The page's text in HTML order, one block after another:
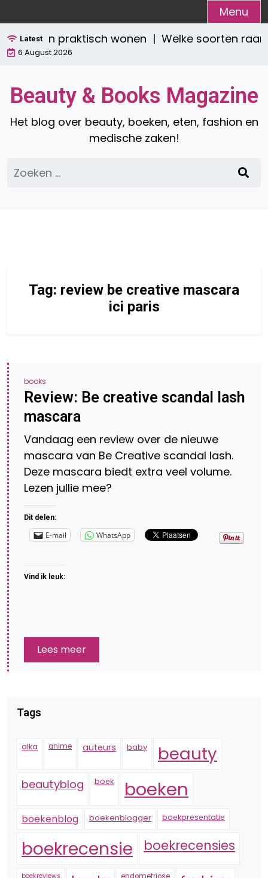
naar
de
inhoud
Menu
Latestén praktisch wonen | Welke soorten
6 August 2026
Beauty & Books Magazine
Het blog over beauty, boeken, eten, fashion en
medische zaken!
Zoeken
naar:
Tag: review be creative mascara
ici paris
books
Review: Be creative scandal lash
mascara
Vandaag een review over de nieuwe
mascara van Be Creative scandal lash.
Deze mascara biedt extra veel volume.
Lezen jullie mee?
Dit delen:
E-mail WhatsApp
Vind ik leuk:
Lees meer
Tags
alka anime auteurs baby beauty
beautyblog boek boeken
boekenblog boekenblogger boekpresentatie
boekrecensie boekrecensies
boekreviews